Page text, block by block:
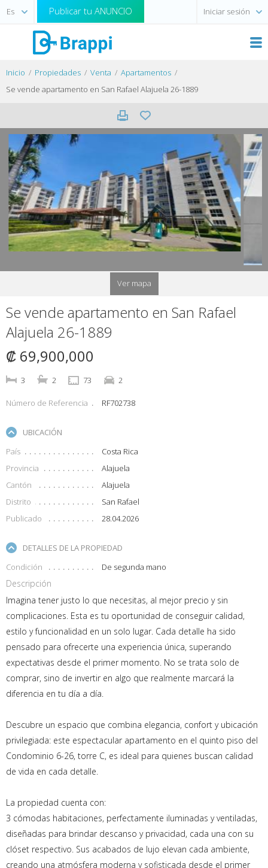
Publicar tu ANUNCIO Iniciar sesión
Inicio Propiedades Venta
Apartamentos
Se vende apartamento en San Rafael Alajuela 26-1889
Ver mapa
Se vende apartamento en San Rafael
Alajuela 26-1889
₡ 69,900,000
3 2 73 2
Número de Referencia RF702738
UBICACIÓN
País
Costa Rica
Provincia
Alajuela
Cantón
Alajuela
Distrito
San Rafael
Publicado
28.04.2026
DETALLES DE LA PROPIEDAD
Condición
De segunda mano
Descripción
Imagina tener justo lo que necesitas, al mejor precio y sin
complicaciones. Esta es tu oportunidad de conseguir calidad,
estilo y funcionalidad en un solo lugar. Cada detalle ha sido
pensado para ofrecerte una experiencia única, superando
expectativas desde el primer momento. No se trata solo de
comprar, sino de invertir en algo que realmente marcará la
diferencia en tu día a día.
Descubre un espacio que combina elegancia, confort y ubicación
privilegiada: este espectacular apartamento en el quinto piso del
Condominio 6-26, torre C, es ideal para quienes buscan calidad
de vida en cada detalle.
La propiedad cuenta con:
3 cómodas habitaciones, perfectamente iluminadas y ventiladas,
diseñadas para brindar descanso y privacidad, cada una con su
clóset respectivo. Sus acabados de lujo elevan cada ambiente,
creando una atmósfera moderna y sofisticada desde el primer